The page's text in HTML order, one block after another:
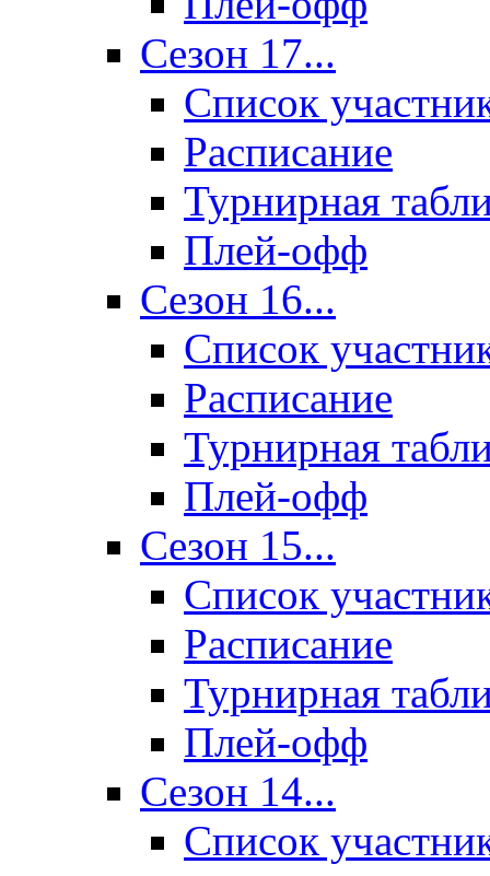
Сезон 17...
Список
Расписание
Турнирная
Плей-офф
Сезон 16...
Список
Расписание
Турнирная
Плей-офф
Сезон 15...
Список
Расписание
Турнирная
Плей-офф
Сезон 14...
Список